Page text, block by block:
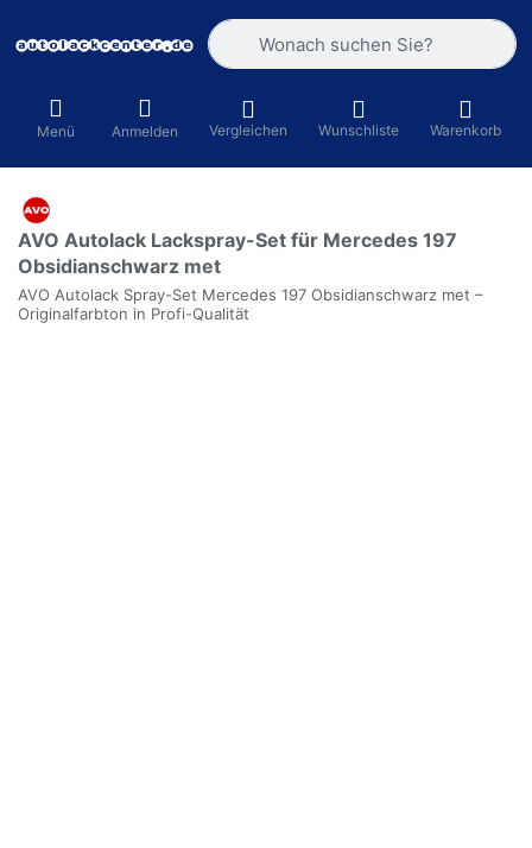
Geben Sie einen Suchbegriff ein.
Menü Anmelden Vergleichen Wunschliste Warenkorb
AVO Autolack Lackspray-Set für Mercedes 197
Obsidianschwarz met
AVO Autolack Spray-Set Mercedes 197 Obsidianschwarz met –
Originalfarbton in Profi-Qualität